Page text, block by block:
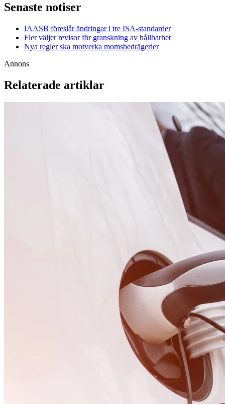
Senaste notiser
IAASB föreslår ändringar i tre ISA-standarder
Fler väljer revisor för granskning av hållbarhet
Nya regler ska motverka momsbedrägerier
Annons
Relaterade artiklar